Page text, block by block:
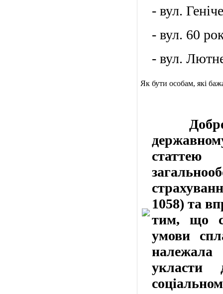
- вул.
- вул. 60
- вул.
Як бути особам, які
1058) та
тим, що
умови
належала
укласти